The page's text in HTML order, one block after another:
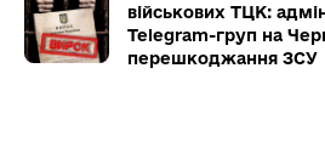
військових ТЦК:
Telegram-груп на
перешкоджання ЗСУ